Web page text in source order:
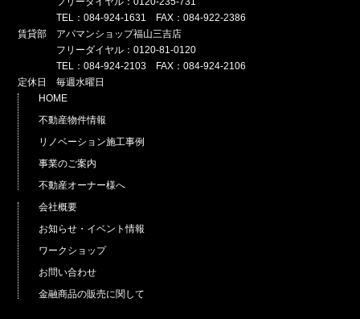
TEL：084-924-1631 FAX：084-922-2386
賃貸部 アパマンショップ福山三吉店
フリーダイヤル：0120-81-0120
TEL：084-924-2103 FAX：084-924-2106
定休日 毎週水曜日
HOME
不動産物件情報
リノベーション施工事例
事業のご案内
不動産オーナー様へ
会社概要
お知らせ・イベント情報
ワークショップ
お問い合わせ
金融商品の販売に関して